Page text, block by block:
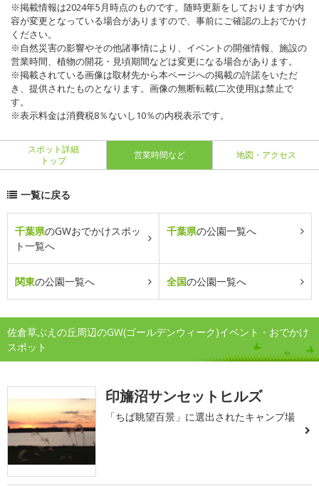
※掲載情報は2024年5月時点のものです。随時更新をしておりますが内
容が変更となっている場合がありますので、事前にご確認の上おでかけ
ください。
※自然災害の影響やその他諸事情により、イベントの開催情報、施設の
営業時間、植物の開花・見頃期間などは変更になる場合があります。
※掲載されている画像は取材先から本ページへの掲載の許諾をいただ
き、提供されたものとなります。画像の無断転載(二次使用)は禁止で
す。
※表示料金は消費税8％ないし10％の内税表示です。
スポット詳細
トップ
営業時間など 地図・アクセス
一覧に戻る
千葉県のGWおでかけスポッ
ト一覧へ
千葉県の公園一覧へ
関東の公園一覧へ 全国の公園一覧へ
佐倉草ぶえの丘周辺のGW(ゴールデンウィーク)イベント・おでかけ
スポット
印旛沼サンセットヒルズ
「ちば眺望百景」に選出されたキャンプ場